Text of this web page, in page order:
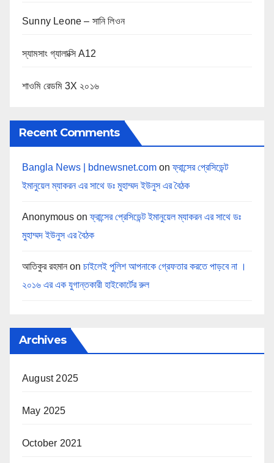
Sunny Leone – সানি লিওন
স্যামসাং গ্যালাক্সি A12
শাওমি রেডমি 3X ২০১৬
Recent Comments
Bangla News | bdnewsnet.com onফ্রান্সের প্রেসিডেন্ট
ইমানুয়েল ম্যাকরন এর সাথে ডঃ মুহাম্মদ ইউনুস এর বৈঠক
Anonymous onফ্রান্সের প্রেসিডেন্ট ইমানুয়েল ম্যাকরন এর সাথে ডঃ
মুহাম্মদ ইউনুস এর বৈঠক
আতিকুর রহমান on চাইলেই পুলিশ আপনাকে গ্রেফতার করতে পাড়বে না ।
২০১৬ এর এক যুগান্তকারী হাইকোর্টের রুল
Archives
August 2025
May 2025
October 2021